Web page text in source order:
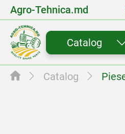
Agro-Tehnica.md
Catalog
Catalog